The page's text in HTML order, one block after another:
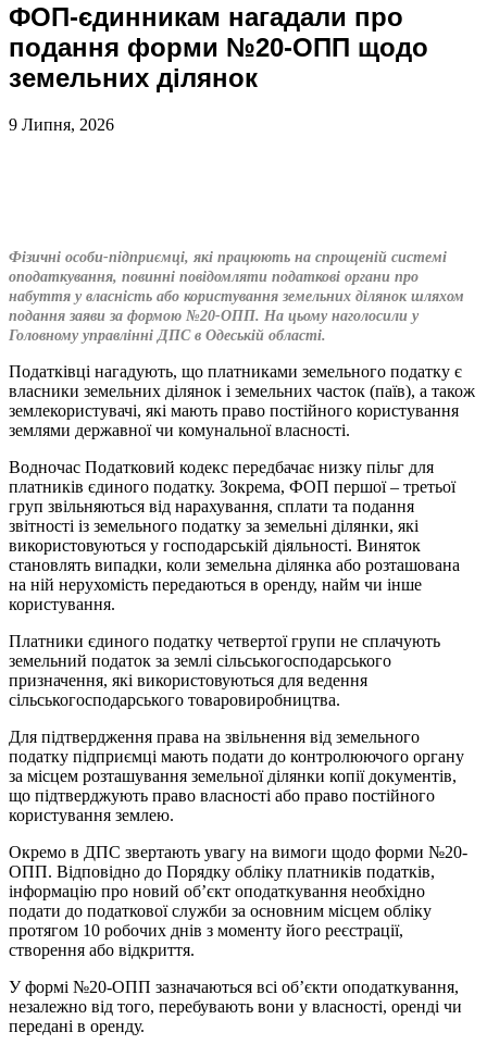
ФОП-єдинникам нагадали про
подання форми №20-ОПП щодо
земельних ділянок
9 Липня, 2026
Фізичні особи-підприємці, які працюють на спрощеній системі
оподаткування, повинні повідомляти податкові органи про
набуття у власність або користування земельних ділянок шляхом
подання заяви за формою №20-ОПП. На цьому наголосили у
Головному управлінні ДПС в Одеській області.
Податківці нагадують, що платниками земельного податку є
власники земельних ділянок і земельних часток (паїв), а також
землекористувачі, які мають право постійного користування
землями державної чи комунальної власності.
Водночас Податковий кодекс передбачає низку пільг для
платників єдиного податку. Зокрема, ФОП першої – третьої
груп звільняються від нарахування, сплати та подання
звітності із земельного податку за земельні ділянки, які
використовуються у господарській діяльності. Виняток
становлять випадки, коли земельна ділянка або розташована
на ній нерухомість передаються в оренду, найм чи інше
користування.
Платники єдиного податку четвертої групи не сплачують
земельний податок за землі сільськогосподарського
призначення, які використовуються для ведення
сільськогосподарського товаровиробництва.
Для підтвердження права на звільнення від земельного
податку підприємці мають подати до контролюючого органу
за місцем розташування земельної ділянки копії документів,
що підтверджують право власності або право постійного
користування землею.
Окремо в ДПС звертають увагу на вимоги щодо форми №20-
ОПП. Відповідно до Порядку обліку платників податків,
інформацію про новий об’єкт оподаткування необхідно
подати до податкової служби за основним місцем обліку
протягом 10 робочих днів з моменту його реєстрації,
створення або відкриття.
У формі №20-ОПП зазначаються всі об’єкти оподаткування,
незалежно від того, перебувають вони у власності, оренді чи
передані в оренду.